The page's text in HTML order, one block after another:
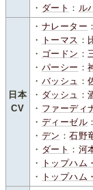
・ ダート ： ル
日本
CV
・ ナレーター ：
・
トーマス ：
・ ゴードン ：
・ パーシー ：
・ バッシュ ：
・ ダッシュ ：
・ ファーディ
・ ディーゼル ：
・ デン ：石野
・ ダート ： 河
・
トップハム
・
トップハム